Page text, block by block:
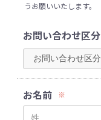
うお願いいたします。
お問い合わせ区分
お名前 ※